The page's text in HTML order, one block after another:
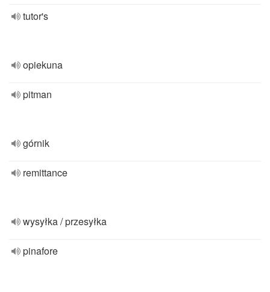
tutor's
opiekuna
pitman
górnik
remittance
wysyłka / przesyłka
pinafore